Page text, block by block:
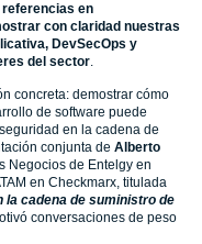
en
con claridad nuestras
DevSecOps y
del sector.
concreta: demostrar cómo
de software puede
en la cadena de
conjunta de Alberto
Negocios de Entelgy en
en Checkmarx, titulada
la cadena de suministro de
conversaciones de peso